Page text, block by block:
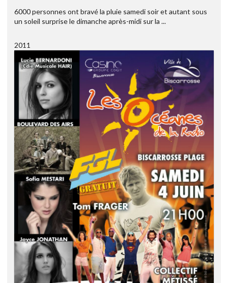
6000 personnes ont bravé la pluie samedi soir et autant sous
un soleil surprise le dimanche après-midi sur la ...
2011